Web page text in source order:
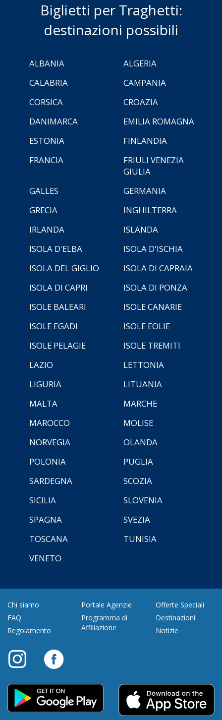
Biglietti per Traghetti:
destinazioni possibili
ALBANIA
ALGERIA
CALABRIA
CAMPANIA
CORSICA
CROAZIA
DANIMARCA
EMILIA ROMAGNA
ESTONIA
FINLANDIA
FRANCIA
FRIULI VENEZIA
GIULIA
GALLES
GERMANIA
GRECIA
INGHILTERRA
IRLANDA
ISLANDA
ISOLA D'ELBA
ISOLA D'ISCHIA
ISOLA DEL GIGLIO
ISOLA DI CAPRAIA
ISOLA DI CAPRI
ISOLA DI PONZA
ISOLE BALEARI
ISOLE CANARIE
ISOLE EGADI
ISOLE EOLIE
ISOLE PELAGIE
ISOLE TREMITI
LAZIO
LETTONIA
LIGURIA
LITUANIA
MALTA
MARCHE
MAROCCO
MOLISE
NORVEGIA
OLANDA
POLONIA
PUGLIA
SARDEGNA
SCOZIA
SICILIA
SLOVENIA
SPAGNA
SVEZIA
TOSCANA
TUNISIA
VENETO
Chi siamo
FAQ
Regolamento
Portale Agenzie
Programma di
Affiliazione
Offerte Speciali
Destinazioni
Notizie